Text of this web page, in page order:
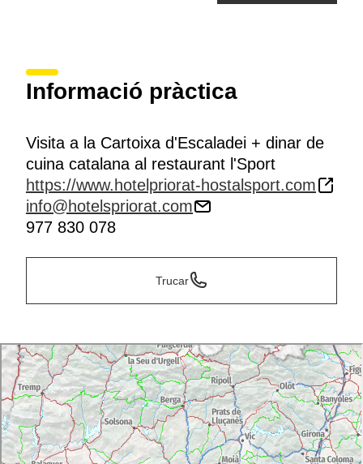
Informació pràctica
Visita a la Cartoixa d'Escaladei + dinar de
cuina catalana al restaurant l'Sport
https://www.hotelpriorat-hostalsport.com
info@hotelspriorat.com
977 830 078
Trucar